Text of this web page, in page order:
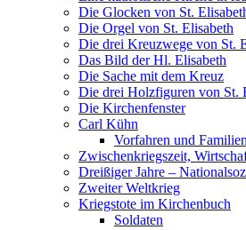
Die Glocken von St.
Die Orgel von St. Elisabeth
Die drei Kreuzwege von St.
Das Bild der Hl. Elisabeth
Die Sache mit dem Kreuz
Die drei Holzfiguren von St.
Die Kirchenfenster
Carl Kühn
Vorfahren und
Zwischenkriegszeit,
Dreißiger Jahre –
Zweiter Weltkrieg
Kriegstote im Kirchenbuch
Soldaten